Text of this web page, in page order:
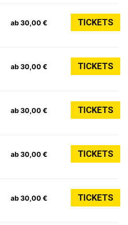
ab 30,00 € TICKETS
ab 30,00 € TICKETS
ab 30,00 € TICKETS
ab 30,00 € TICKETS
ab 30,00 € TICKETS